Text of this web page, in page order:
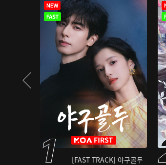
[FAST TRACK] 야구골두